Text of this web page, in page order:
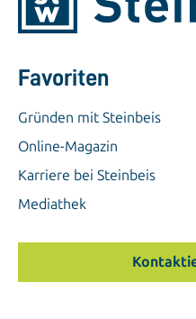
Favoriten
Gründen mit Steinbeis
Online-Magazin
Karriere bei Steinbeis
Mediathek